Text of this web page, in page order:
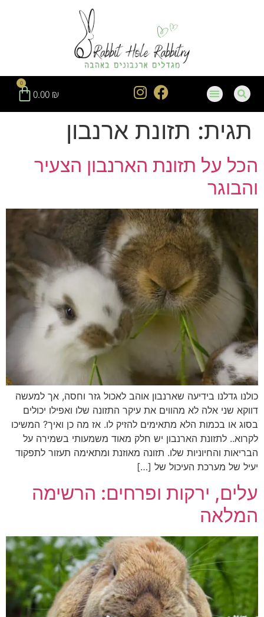
אנטר
לעבור
0.00 ₪
0
תגית: תזונת ארנבון
הכל על תזונת הארנבון הצעיר
והבוגר
כולנו גדלנו בידיעה שארנבון אוהב לאכול גזר וחסה, אך למעשה
דווקא שני אלה לא מהווים את עיקר התזונה שלו ואפילו יכולים
בסוג או בכמות הלא מתאימים להזיק לו. אז מה כן ואיך? המשיכו
לקרוא.. לתזונת הארנבון יש חלק מאוד משמעותי בשמירה על
הבריאות והחיוניות שלו. תזונה מאוזנת ומתאימה תעזור לתפקוד
יעיל של מערכת העיכול של […]
עלים, ירקות ופרחים: הרשימה
המלאה